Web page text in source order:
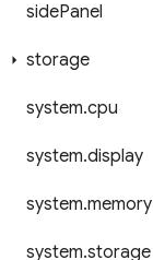
sidePanel
storage
system.cpu
system.display
system.memory
system.storage